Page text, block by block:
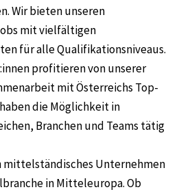
Wir bieten unseren
mit vielfältigen
für alle Qualifikationsniveaus.
profitieren von unserer
mit Österreichs Top-
die Möglichkeit in
Branchen und Teams tätig
mittelständisches Unternehmen
in Mitteleuropa. Ob